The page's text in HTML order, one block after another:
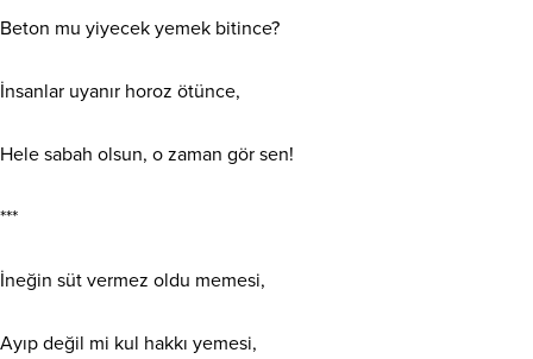
Beton mu yiyecek yemek bitince?
İnsanlar uyanır horoz ötünce,
Hele sabah olsun, o zaman gör sen!
***
İneğin süt vermez oldu memesi,
Ayıp değil mi kul hakkı yemesi,